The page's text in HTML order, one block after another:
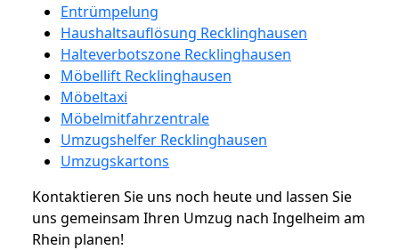
Entrümpelung
Haushaltsauflösung Recklinghausen
Halteverbotszone Recklinghausen
Möbellift Recklinghausen
Möbeltaxi
Möbelmitfahrzentrale
Umzugshelfer Recklinghausen
Umzugskartons
Kontaktieren Sie uns noch heute und lassen Sie
uns gemeinsam Ihren Umzug nach Ingelheim am
Rhein planen!